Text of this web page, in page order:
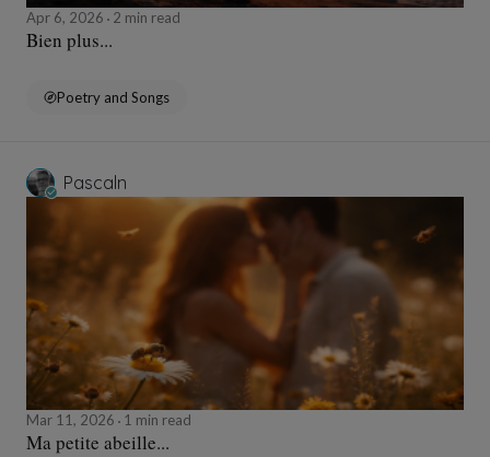
Apr 6, 2026 2 min read
Bien plus...
Poetry and Songs
Pascaln
Mar 11, 2026 1 min read
Ma petite abeille...